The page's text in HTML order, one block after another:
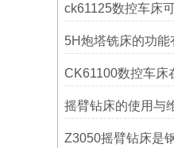
5H炮塔铣床的功能
摇臂钻床的使用与
Z3050摇臂钻床是